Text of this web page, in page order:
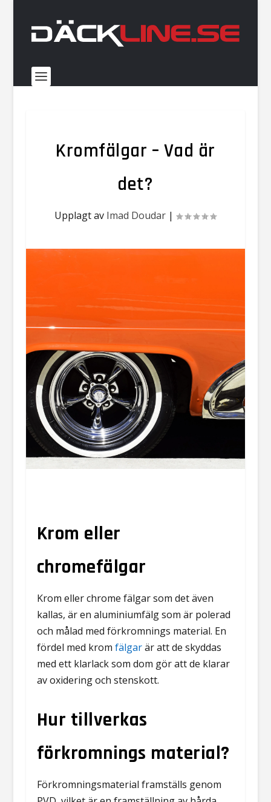
Kromfälgar – Vad är
det?
Upplagt av Imad Doudar |
Krom eller
chromefälgar
Krom eller chrome fälgar som det även
kallas, är en aluminiumfälg som är polerad
och målad med förkromnings material. En
fördel med krom fälgarär att de skyddas
med ett klarlack som dom gör att de klarar
av oxidering och stenskott.
Hur tillverkas
förkromnings material?
Förkromningsmaterial framställs genom